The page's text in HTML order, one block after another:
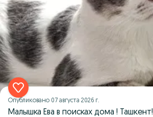
Опубликовано 07 августа 2026 г.
Малышка Ева в поисках дома ! Ташкент!